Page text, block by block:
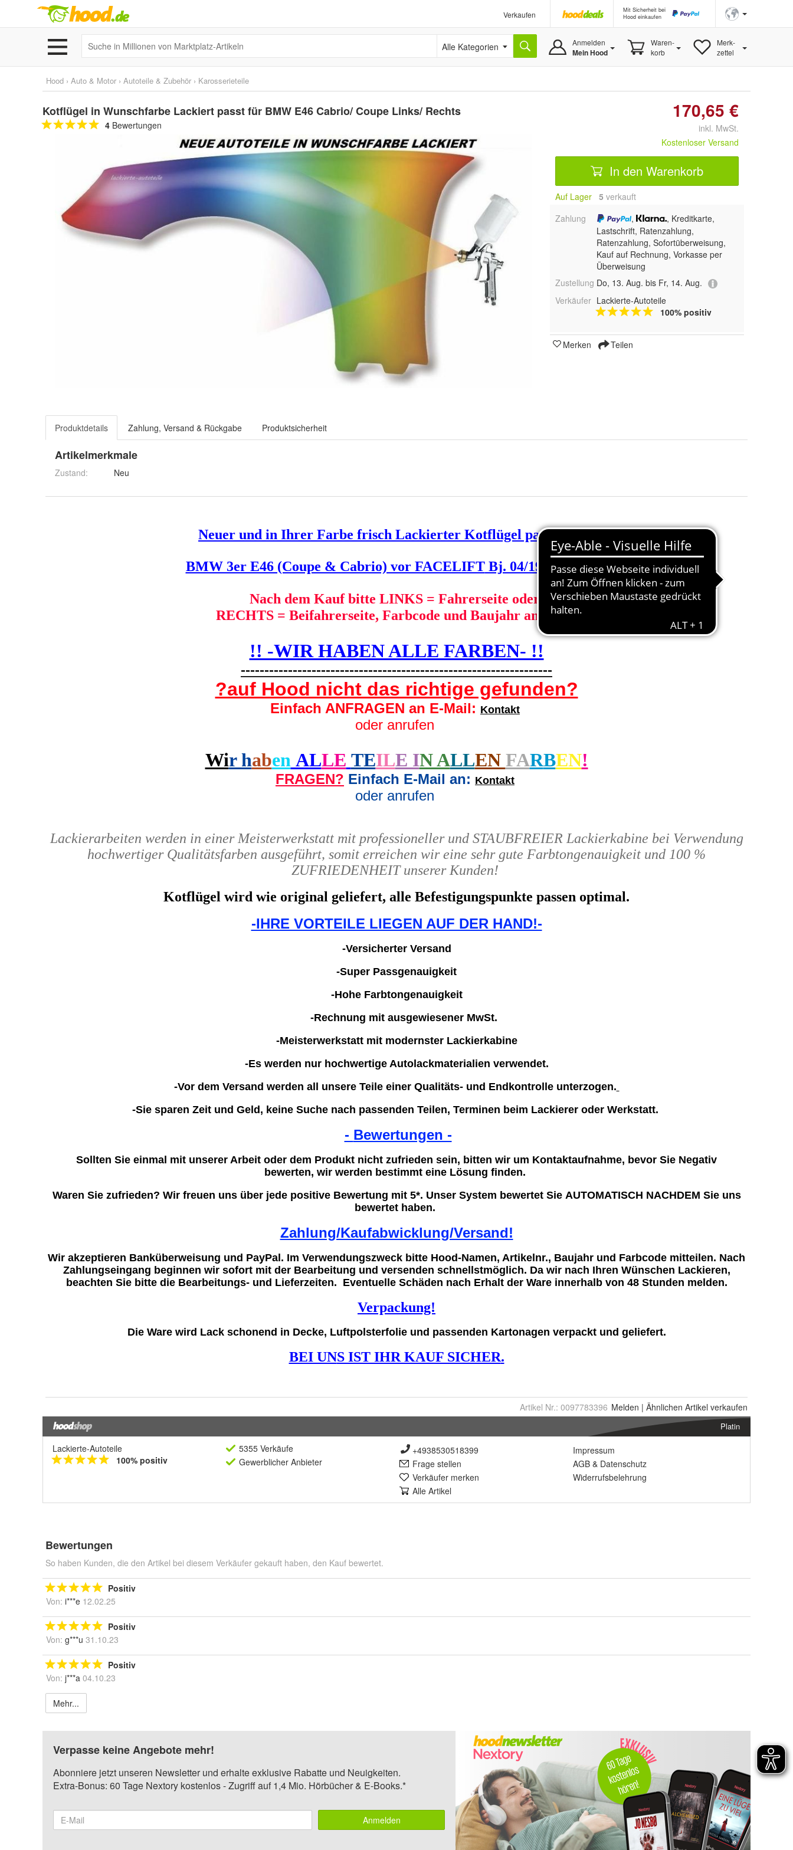
Verkaufen
Mit Sicherheit bei
Hood einkaufen
Alle Kategorien Anmelden
Mein Hood
Waren-
korb
Merk-
zettel
Hood › Auto & Motor › Autoteile & Zubehör › Karosserieteile
Kotflügel in Wunschfarbe Lackiert passt für BMW E46 Cabrio/ Coupe Links/ Rechts
4 Bewertungen
170,65 €
inkl. MwSt.
Kostenloser Versand
In den Warenkorb
Auf Lager 5 verkauft
Zahlung
,
, Kreditkarte,
Lastschrift, Ratenzahlung,
Ratenzahlung, Sofortüberweisung,
Kauf auf Rechnung, Vorkasse per
Überweisung
Zustellung Do, 13. Aug. bis Fr, 14. Aug.
Verkäufer Lackierte-Autoteile
100% positiv
Merken Teilen
Produktdetails Zahlung, Versand & Rückgabe Produktsicherheit
Artikelmerkmale
Zustand: Neu
Artikel Nr.: 0097783396 Melden | Ähnlichen Artikel verkaufen
Platin
Lackierte-Autoteile
100% positiv
5355 Verkäufe
Gewerblicher Anbieter
+4938530518399
Frage stellen
Verkäufer merken
Alle Artikel
Impressum
AGB & Datenschutz
Widerrufsbelehrung
Bewertungen
So haben Kunden, die den Artikel bei diesem Verkäufer gekauft haben, den Kauf bewertet.
Positiv
Von: i***e 12.02.25
Positiv
Von: g***u 31.10.23
Positiv
Von: j***a 04.10.23
Mehr...
Verpasse keine Angebote mehr!
Abonniere jetzt unseren Newsletter und erhalte exklusive Rabatte und Neuigkeiten.
Extra-Bonus: 60 Tage Nextory kostenlos - Zugriff auf 1,4 Mio. Hörbücher & E-Books.*
Anmelden